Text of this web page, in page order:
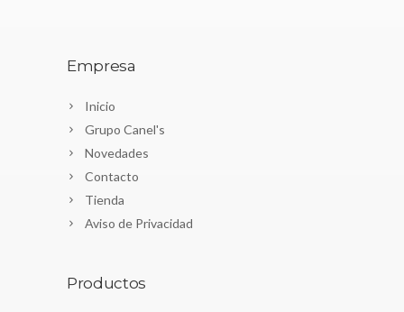
Empresa
Inicio
Grupo Canel's
Novedades
Contacto
Tienda
Aviso de Privacidad
Productos